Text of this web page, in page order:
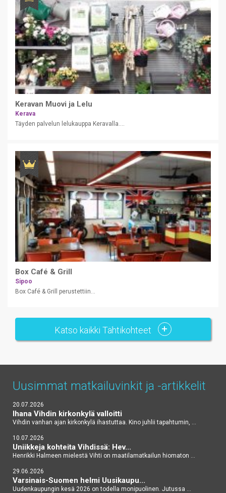
Keravan Muovi ja Lelu
Kerava
Täyden palvelun lelukauppa Keravalla....
Box Café & Grill
Sipoo
Box Café & Grill perustettiin...
Katso kaikki Tähtikohteet
Uusimmat matkailuvinkit ja -artikkelit
20.07.2026
Ihana Vihdin kirkonkylä valloitti
Vihdin vanhan ajan kirkonkylä ihastuttaa. Kino juhlii tapahtumin, ...
10.07.2026
Uniikkeja kohteita Vihdissä: Hev...
Henrikki Halmeen mielestä Vihti on maatilamatkailun hiomaton ...
29.06.2026
Varsinais-Suomen helmi Uusikaupu...
Uudenkaupungin kesä 2026 on todella monipuolinen. Jutussa ...